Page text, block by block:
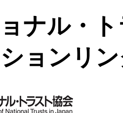
ョナル・
ョンリ